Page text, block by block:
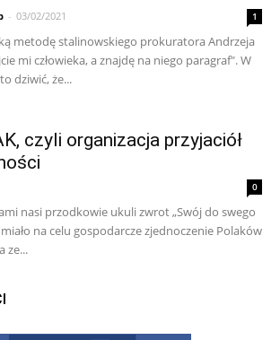
- 03/02/2021 1
metodę stalinowskiego prokuratora Andrzeja
mi człowieka, a znajdę na niego paragraf". W
dziwić, że...
czyli organizacja przyjaciół
0
nasi przodkowie ukuli zwrot „Swój do swego
miało na celu gospodarcze zjednoczenie Polaków
ze...